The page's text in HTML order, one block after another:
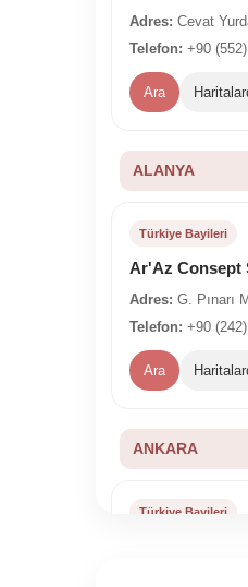
Adres: Cevat
Telefon: +90
Ara
ALANYA
Türkiye Bayileri
Ar'Az Consept
Adres: G. Pınarı
Telefon: +90
Ara
ANKARA
Türkiye Bayileri